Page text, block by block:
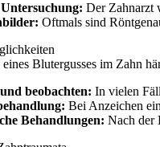
Der Zahnarzt
Oftmals sind
Blutergusses im Zahn
beobachten: In vielen
Bei Anzeichen
Behandlungen: Nach der